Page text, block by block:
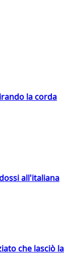
la corda
all'italiana
che lasciò la